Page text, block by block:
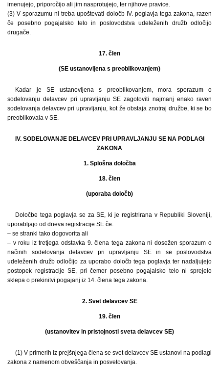
imenujejo, priporočijo ali jim nasprotujejo, ter njihove pravice.
(3) V sporazumu ni treba upoštevati določb IV. poglavja tega zakona, razen
če posebno pogajalsko telo in poslovodstva udeleženih družb odločijo
drugače.
17. člen
(SE ustanovljena s preoblikovanjem)
Kadar je SE ustanovljena s preoblikovanjem, mora sporazum o
sodelovanju delavcev pri upravljanju SE zagotoviti najmanj enako raven
sodelovanja delavcev pri upravljanju, kot že obstaja znotraj družbe, ki se bo
preoblikovala v SE.
IV. SODELOVANJE DELAVCEV PRI UPRAVLJANJU SE NA PODLAGI
ZAKONA
1. Splošna določba
18. člen
(uporaba določb)
Določbe tega poglavja se za SE, ki je registrirana v Republiki Sloveniji,
uporabljajo od dneva registracije SE če:
– se stranki tako dogovorita ali
– v roku iz tretjega odstavka 9. člena tega zakona ni dosežen sporazum o
načinih sodelovanja delavcev pri upravljanju SE in se poslovodstva
udeleženih družb odločijo za uporabo določb tega poglavja ter nadaljujejo
postopek registracije SE, pri čemer posebno pogajalsko telo ni sprejelo
sklepa o prekinitvi pogajanj iz 14. člena tega zakona.
2. Svet delavcev SE
19. člen
(ustanovitev in pristojnosti sveta delavcev SE)
(1) V primerih iz prejšnjega člena se svet delavcev SE ustanovi na podlagi
zakona z namenom obveščanja in posvetovanja.